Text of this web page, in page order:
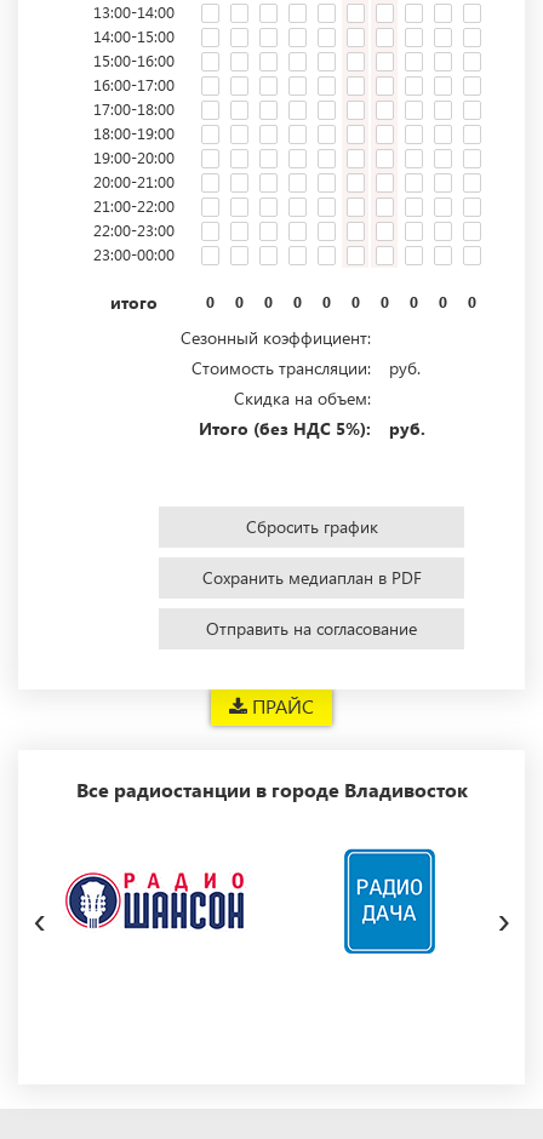
ПРАЙС
13:00-14:00
14:00-15:00
15:00-16:00
16:00-17:00
17:00-18:00
18:00-19:00
19:00-20:00
20:00-21:00
21:00-22:00
22:00-23:00
23:00-00:00
итого 0 0 0 0 0 0 0 0 0 0
Сезонный коэффициент:
Стоимость трансляции:
руб.
Скидка на объем:
Итого (без НДС 5%):
руб.
Сбросить график
Сохранить медиаплан в PDF
Отправить на согласование
Все радиостанции в городе Владивосток
‹ ›